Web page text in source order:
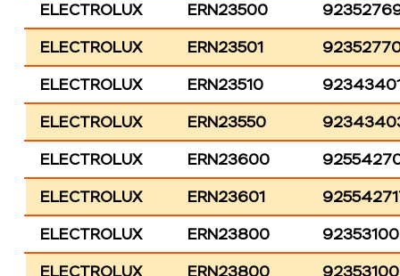
ELECTROLUX
ERN23500
ELECTROLUX
ERN23501
ELECTROLUX
ERN23510
ELECTROLUX
ERN23550
ELECTROLUX
ERN23600
ELECTROLUX
ERN23601
ELECTROLUX
ERN23800
ELECTROLUX
ERN23800